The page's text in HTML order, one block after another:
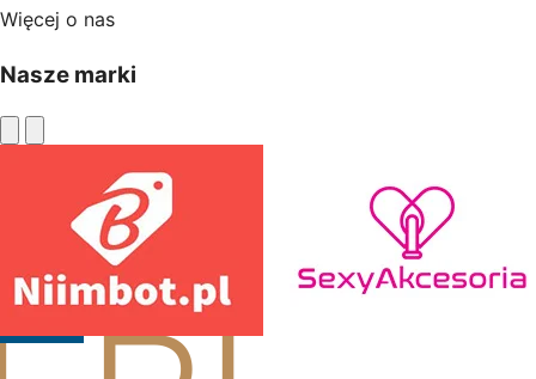
Więcej o nas
Nasze marki